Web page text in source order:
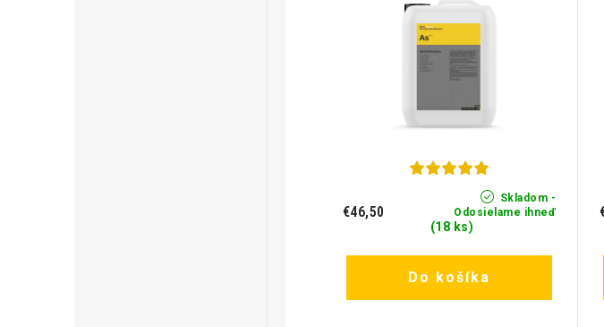
Skladom -
Odosielame ihneď
(18 ks)
€46,50
Do košíka